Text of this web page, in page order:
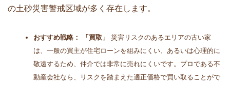
の土砂災害警戒区域が多く存在します。
おすすめ戦略： 「買取」
災害リスクのあるエリアの古い家
は、一般の買主が住宅ローンを組みにくい、あるいは心理的に
敬遠するため、仲介では非常に売れにくいです。プロである不
動産会社なら、リスクを踏まえた適正価格で買い取ることがで